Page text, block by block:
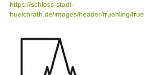
https://schloss-stadt-
huelchrath.de/images/header/fruehling/